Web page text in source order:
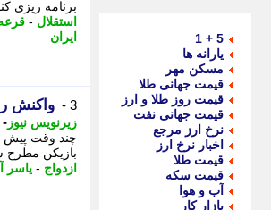
5 + 1
یارانه ها
مسکن مهر
قیمت جهانی طلا
قیمت روز طلا و ارز
قیمت جهانی نفت
نرخ ارز مرجع
اخبار نرخ ارز
قیمت طلا
قیمت سکه
آب و هوا
بازار کار
برنامه ریزی
استقلال -
ایران
3 - واکنش
زیرنویس نیوز -
چند وقت پیش
بازیکن مطرح
ازدواج - یاسر